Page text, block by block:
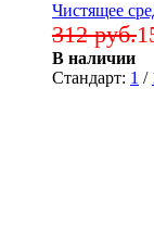
Чистящее
312 руб.
В наличии
Стандарт: 1 /